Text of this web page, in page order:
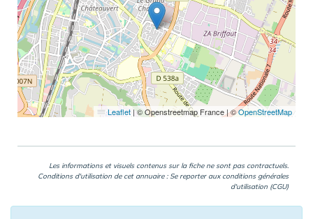
Leaflet |© Openstreetmap France | ©OpenStreetMap
Les informations et visuels contenus sur la fiche ne sont pas contractuels.
Conditions d'utilisation de cet annuaire : Se reporter aux conditions générales
d'utilisation (CGU)